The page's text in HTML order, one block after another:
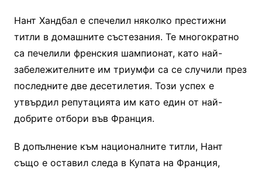
Нант Хандбал е спечелил няколко престижни
титли в домашните състезания. Те многократно
са печелили френския шампионат, като най-
забележителните им триумфи са се случили през
последните две десетилетия. Този успех е
утвърдил репутацията им като един от най-
добрите отбори във Франция.
В допълнение към националните титли, Нант
също е оставил следа в Купата на Франция,